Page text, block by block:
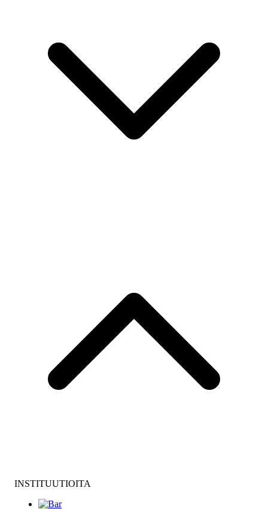
INSTITUUTIOITA